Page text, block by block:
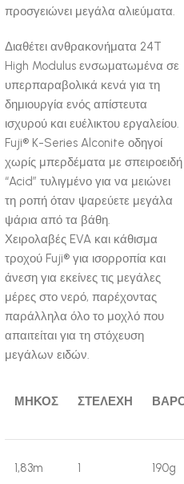
προσγειώνει μεγάλα αλιεύματα.
Διαθέτει ανθρακονήματα 24T
High Modulus ενσωματωμένα σε
υπερπαραβολικά κενά για τη
δημιουργία ενός απίστευτα
ισχυρού και ευέλικτου εργαλείου.
Fuji® K-Series Alconite οδηγοί
χωρίς μπερδέματα με σπειροειδή
“Acid” τυλιγμένο για να μειώνει
τη ροπή όταν ψαρεύετε μεγάλα
ψάρια από τα βάθη.
Χειρολαβές EVA και κάθισμα
τροχού Fuji® για ισορροπία και
άνεση για εκείνες τις μεγάλες
μέρες στο νερό, παρέχοντας
παράλληλα όλο το μοχλό που
απαιτείται για τη στόχευση
μεγάλων ειδών.
ΜΗΚΟΣ ΣΤΕΛΕΧΗ
1,83m 1 190g